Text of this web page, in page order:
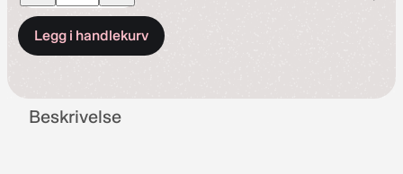
antall
Legg i handlekurv
Beskrivelse